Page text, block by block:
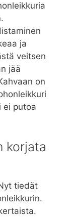
ja
veitsen
jää
on
ei putoa
korjata
tiedät